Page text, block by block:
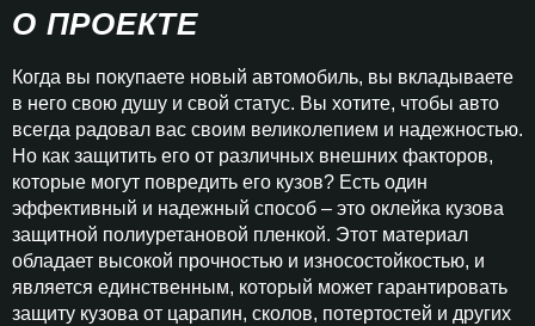
О ПРОЕКТЕ
Когда вы покупаете новый автомобиль, вы вкладываете
в него свою душу и свой статус. Вы хотите, чтобы авто
всегда радовал вас своим великолепием и надежностью.
Но как защитить его от различных внешних факторов,
которые могут повредить его кузов? Есть один
эффективный и надежный способ – это оклейка кузова
защитной полиуретановой пленкой. Этот материал
обладает высокой прочностью и износостойкостью, и
является единственным, который может гарантировать
защиту кузова от царапин, сколов, потертостей и других